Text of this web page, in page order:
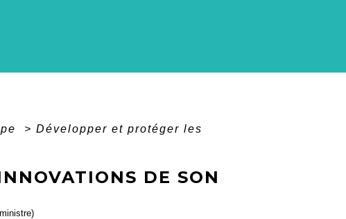
> Développer et protéger les
DE SON